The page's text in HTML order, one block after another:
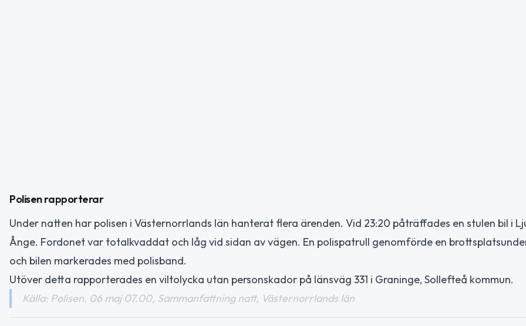
Polisen rapporterar
Under natten har polisen i Västernorrlands län hanterat flera ärenden. Vid 23:20 påträffades en stulen bil i
Ånge. Fordonet var totalkvaddat och låg vid sidan av vägen. En polispatrull genomförde en
och bilen markerades med polisband.
Utöver detta rapporterades en viltolycka utan personskador på länsväg 331 i Graninge, Sollefteå kommun.
Källa: Polisen, 06 maj 07.00, Sammanfattning natt, Västernorrlands län